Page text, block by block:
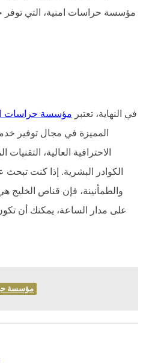
مؤسسة حراسات امنية، التي توفر
في النهاية، تعتبر مؤسسة حراسات
المميزة في مجال توفير
الاحترافية العالية،
الكوادر البشرية. إذا كنت
والطمأنينة، فإن قناص الخليج
على مدار الساعة، يمكنك أن
مؤسسة